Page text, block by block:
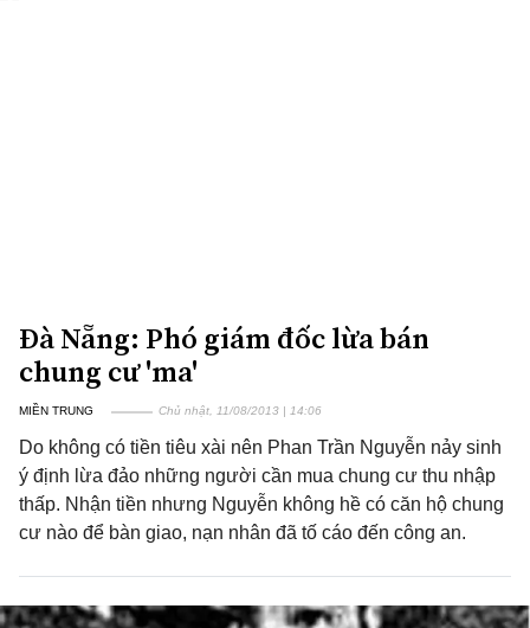
Đà Nẵng: Phó giám đốc lừa bán
chung cư 'ma'
MIỀN TRUNG Chủ nhật, 11/08/2013 | 14:06
Do không có tiền tiêu xài nên Phan Trần Nguyễn nảy sinh
ý định lừa đảo những người cần mua chung cư thu nhập
thấp. Nhận tiền nhưng Nguyễn không hề có căn hộ chung
cư nào để bàn giao, nạn nhân đã tố cáo đến công an.